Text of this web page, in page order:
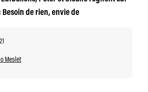
Besoin de rien, envie de
Meslet